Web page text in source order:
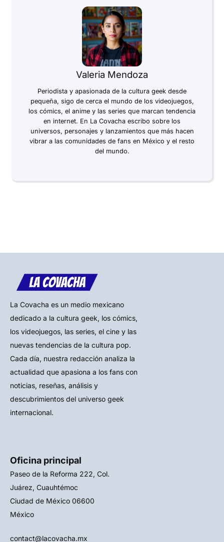
Valeria Mendoza
Periodista y apasionada de la cultura geek desde
pequeña, sigo de cerca el mundo de los videojuegos,
los cómics, el anime y las series que marcan tendencia
en internet. En La Covacha escribo sobre los
universos, personajes y lanzamientos que más hacen
vibrar a las comunidades de fans en México y el resto
del mundo.
La Covacha es un medio mexicano
dedicado a la cultura geek, los cómics,
los videojuegos, las series, el cine y las
nuevas tendencias de la cultura pop.
Cada día, nuestra redacción analiza la
actualidad que apasiona a los fans con
noticias, reseñas, análisis y
descubrimientos del universo geek
internacional.
Oficina principal
Paseo de la Reforma 222, Col.
Juárez, Cuauhtémoc
Ciudad de México 06600
México
contact@lacovacha.mx